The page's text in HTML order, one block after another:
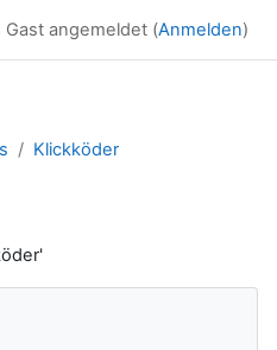
Gast angemeldet (Anmelden)
Klickköder